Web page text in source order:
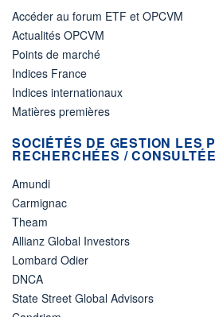
Accéder au forum ETF et OPCVM
Actualités OPCVM
Points de marché
Indices France
Indices internationaux
Matières premières
SOCIÉTÉS DE GESTION LES
RECHERCHÉES /
Amundi
Carmignac
Theam
Allianz Global Investors
Lombard Odier
DNCA
State Street Global Advisors